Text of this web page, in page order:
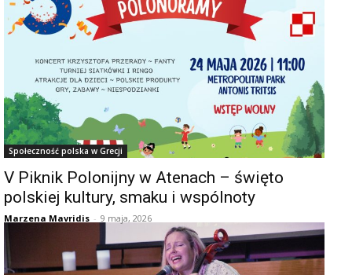
Społeczność polska w Grecji
V Piknik Polonijny w Atenach – święto
polskiej kultury, smaku i wspólnoty
Marzena Mavridis - 9 maja, 2026